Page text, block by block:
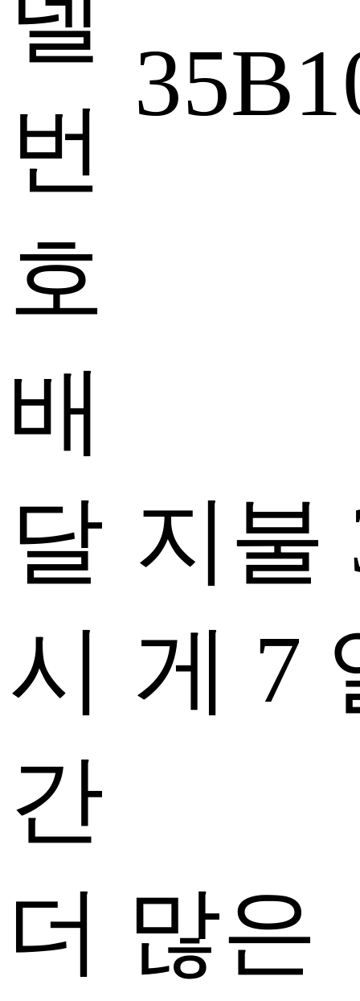
번
호
배
달
시
간
지불
게 7
더 많은